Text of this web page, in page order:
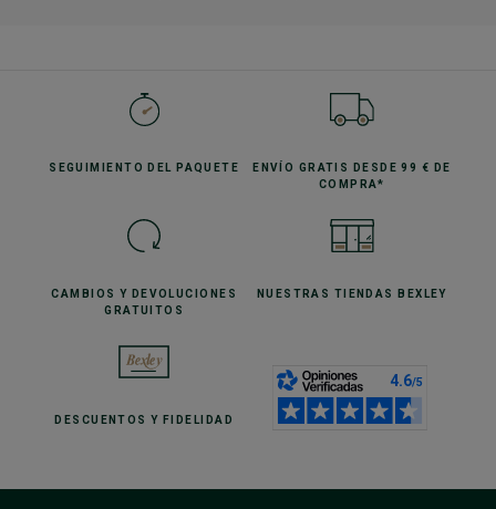
SEGUIMIENTO DEL PAQUETE ENVÍO GRATIS
DESDE 99 € DE
COMPRA*
CAMBIOS Y DEVOLUCIONES
GRATUITOS
NUESTRAS TIENDAS BEXLEY
DESCUENTOSY FIDELIDAD